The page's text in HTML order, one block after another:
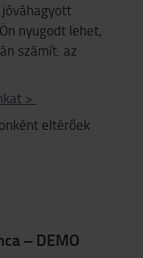
nyugodt lehet,
számít: az
>
eltérőek
– DEMO